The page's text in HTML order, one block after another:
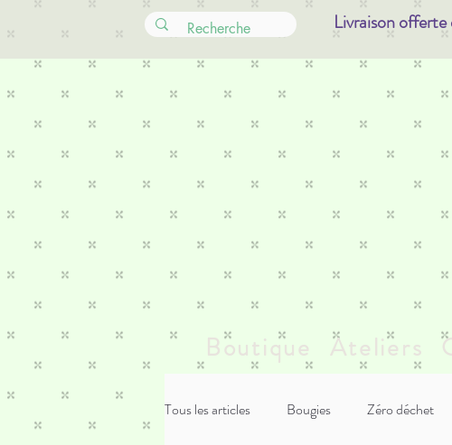
Livraison
Tous les articles Bougies Zéro déchet
Boutique Ateliers